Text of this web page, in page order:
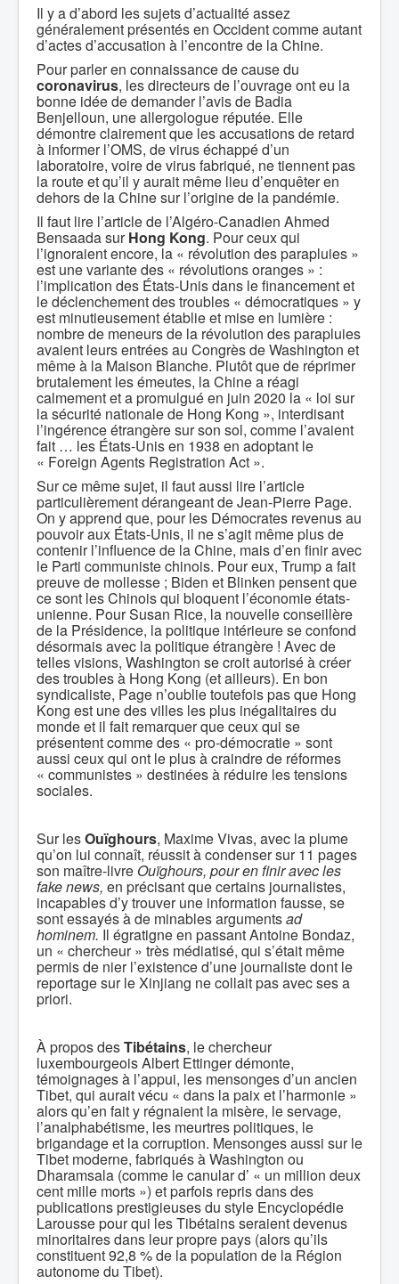
Il y a d’abord les sujets d’actualité assez
généralement présentés en Occident comme autant
d’actes d’accusation à l’encontre de la Chine.
Pour parler en connaissance de cause du
coronavirus, les directeurs de l’ouvrage ont eu la
bonne idée de demander l’avis de Badia
Benjelloun, une allergologue réputée. Elle
démontre clairement que les accusations de retard
à informer l’OMS, de virus échappé d’un
laboratoire, voire de virus fabriqué, ne tiennent pas
la route et qu’il y aurait même lieu d’enquêter en
dehors de la Chine sur l’origine de la pandémie.
Il faut lire l’article de l’Algéro-Canadien Ahmed
Bensaada surHong Kong. Pour ceux qui
l’ignoraient encore, la « révolution des parapluies »
est une variante des « révolutions oranges » :
l’implication des États-Unis dans le financement et
le déclenchement des troubles « démocratiques » y
est minutieusement établie et mise en lumière :
nombre de meneurs de la révolution des parapluies
avaient leurs entrées au Congrès de Washington et
même à la Maison Blanche. Plutôt que de réprimer
brutalement les émeutes, la Chine a réagi
calmement et a promulgué en juin 2020 la « loi sur
la sécurité nationale de Hong Kong », interdisant
l’ingérence étrangère sur son sol, comme l’avaient
fait … les États-Unis en 1938 en adoptant le
« Foreign Agents Registration Act ».
Sur ce même sujet, il faut aussi lire l’article
particulièrement dérangeant de Jean-Pierre Page.
On y apprend que, pour les Démocrates revenus au
pouvoir aux États-Unis, il ne s’agit même plus de
contenir l’influence de la Chine, mais d’en finir avec
le Parti communiste chinois. Pour eux, Trump a fait
preuve de mollesse ; Biden et Blinken pensent que
ce sont les Chinois qui bloquent l’économie états-
unienne. Pour Susan Rice, la nouvelle conseillère
de la Présidence, la politique intérieure se confond
désormais avec la politique étrangère ! Avec de
telles visions, Washington se croit autorisé à créer
des troubles à Hong Kong (et ailleurs). En bon
syndicaliste, Page n’oublie toutefois pas que Hong
Kong est une des villes les plus inégalitaires du
monde et il fait remarquer que ceux qui se
présentent comme des « pro-démocratie » sont
aussi ceux qui ont le plus à craindre de réformes
« communistes » destinées à réduire les tensions
sociales.
Sur lesOuïghours, Maxime Vivas, avec la plume
qu’on lui connaît, réussit à condenser sur 11 pages
son maître-livre Ouïghours, pour en finir avec les
fake news, en précisant que certains journalistes,
incapables d’y trouver une information fausse, se
sont essayés à de minables argumentsad
hominem. Il égratigne en passant Antoine Bondaz,
un « chercheur » très médiatisé, qui s’était même
permis de nier l’existence d’une journaliste dont le
reportage sur le Xinjiang ne collait pas avec ses a
priori.
À propos desTibétains, le chercheur
luxembourgeois Albert Ettinger démonte,
témoignages à l’appui, les mensonges d’un ancien
Tibet, qui aurait vécu « dans la paix et l’harmonie »
alors qu’en fait y régnaient la misère, le servage,
l’analphabétisme, les meurtres politiques, le
brigandage et la corruption. Mensonges aussi sur le
Tibet moderne, fabriqués à Washington ou
Dharamsala (comme le canular d’ « un million deux
cent mille morts ») et parfois repris dans des
publications prestigieuses du style Encyclopédie
Larousse pour qui les Tibétains seraient devenus
minoritaires dans leur propre pays (alors qu’ils
constituent 92,8 % de la population de la Région
autonome du Tibet).